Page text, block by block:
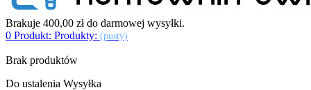
Brakuje 400,00 złdo darmowej wysyłki.
0 Produkt: Produkty: (pusty)
Brak produktów
Do ustalenia Wysyłka